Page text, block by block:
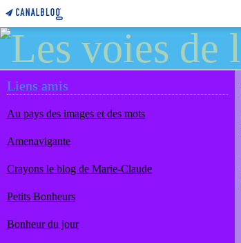
Liens amis
Au pays des images et des mots
Amenavigante
Crayons le blog de Marie-Claude
Petits Bonheurs
Bonheur du jour